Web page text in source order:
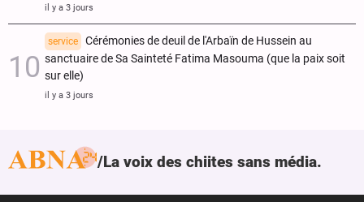
il y a 3 jours
service
Cérémonies de deuil de l'Arbaïn de Hussein au
sanctuaire de Sa Sainteté Fatima Masouma (que la paix soit
sur elle)
il y a 3 jours
La voix des chiites sans média.